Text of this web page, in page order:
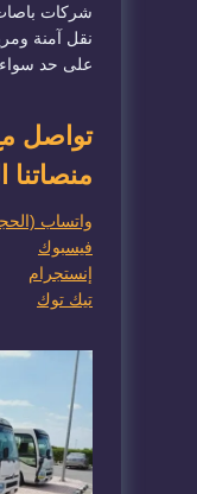
شركات
نقل آمنة
على حد سواء.
تواصل
منصاتنا
واتساب
فيسبوك
إنستجرام
تيك توك